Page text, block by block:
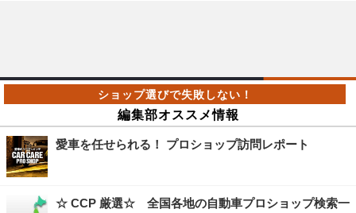
編集部オススメ情報
愛車を任せられる！ プロショップ訪問レポート
☆ CCP 厳選☆ 全国各地の自動車プロショップ検索一